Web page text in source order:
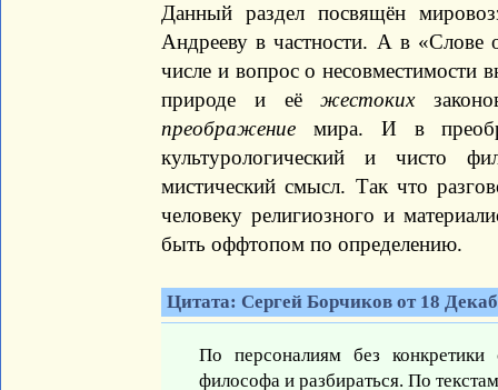
Данный раздел посвящён
Андрееву в частности. А в «Слове
числе и вопрос о несовместимости
природе и еёжестоких
преображение мира. И в
культурологический и чисто
мистический смысл. Так что
человеку религиозного и
быть оффтопом по определению.
Цитата: Сергей Борчиков от 18
По персоналиям без
философа и разбираться. По